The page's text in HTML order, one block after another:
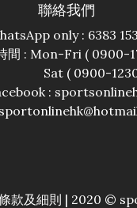
聯絡我們
only : 6383
間 : Mon-Fri ( 0900-
( 0900-
:
款及細則 | 2020 ©